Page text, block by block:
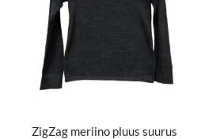
ZigZag meriino pluus suurus